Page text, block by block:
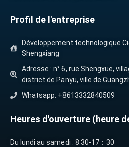
Profil de l'entreprise
Développement technologique
Shengxiang
Adresse : n° 6, rue Shengxue,
district de Panyu, ville de
Whatsapp: +8613332840509
Heures d'ouverture (heure
Du lundi au samedi : 8:30-17：30